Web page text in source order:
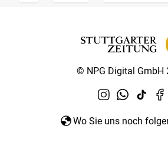
© NPG Digital GmbH
Wo Sie uns noch